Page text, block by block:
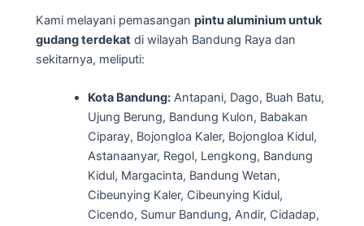
Kami melayani pemasangan pintu aluminium untuk
gudang terdekat di wilayah Bandung Raya dan
sekitarnya, meliputi:
Kota Bandung:Antapani, Dago, Buah Batu,
Ujung Berung, Bandung Kulon, Babakan
Ciparay, Bojongloa Kaler, Bojongloa Kidul,
Astanaanyar, Regol, Lengkong, Bandung
Kidul, Margacinta, Bandung Wetan,
Cibeunying Kaler, Cibeunying Kidul,
Cicendo, Sumur Bandung, Andir, Cidadap,